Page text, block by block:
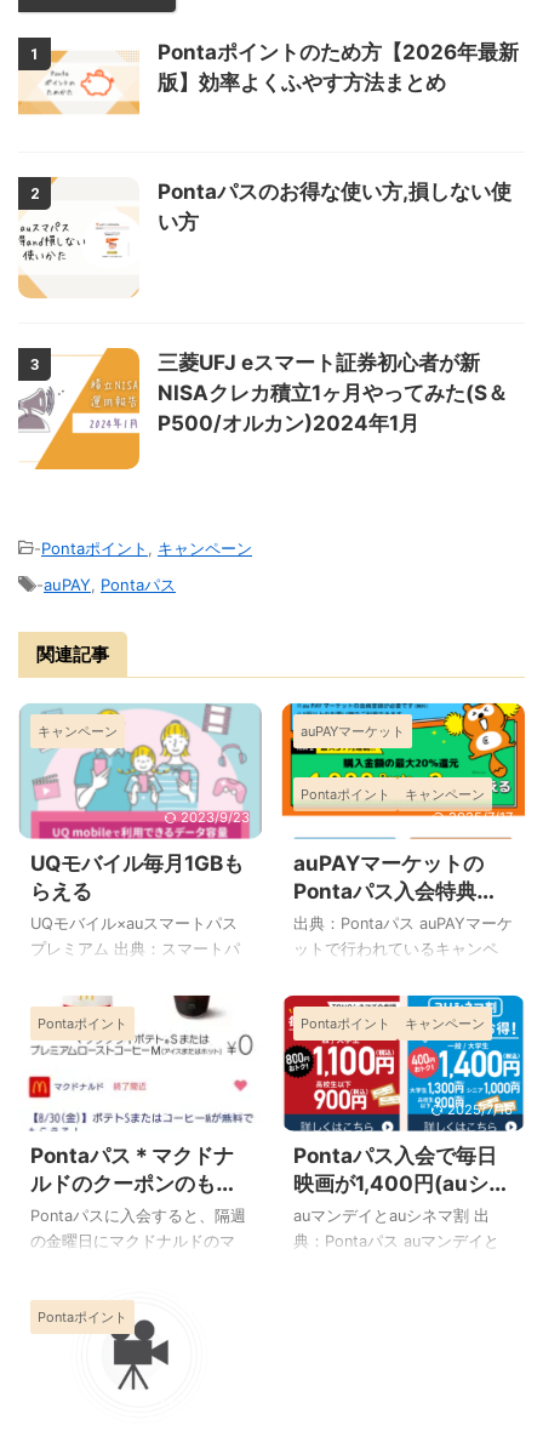
1
Pontaポイントのため方【2026年最新
版】効率よくふやす方法まとめ
2
Pontaパスのお得な使い方,損しない使
い方
3
三菱UFJ eスマート証券初心者が新
NISAクレカ積立1ヶ月やってみた(S＆
P500/オルカン)2024年1月
-Pontaポイント , キャンペーン
-auPAY, Pontaパス
関連記事
キャンペーン
2023/9/23
UQモバイル毎月1GBも
らえる
UQモバイル×auスマートパス
プレミアム 出典：スマートパ
プレミアムに入会すると毎週
月曜日に映画が割引料金で見
ることができるクーポンなど
が発行されますが、2021年2月
からはUQ mobileで利用できる
データ容量が毎月1GBプレゼン
トされるキャンペーンを行っ
ています。毎月1,100円(税込)
ル＆auスマートパスプレミア
典：UQ mobileで利用できるデ
ータ容量を毎月1GB(1, ...
auPAYマーケット
Pontaポイント
キャンペーン
2025/7/17
auPAYマーケットの
Pontaパス入会特典ク
ーポンが見つからな
い！どこ？もらいかた
出典：Pontaパス auPAYマーケ
ットで行われているキャンペ
もらえるクーポンですが、
「Pontaパスに入会したけどク
ーポンが見つからない」 「新
規入会クーポンはどこにある
の？」 とお探しの方がいらっ
しゃるのではないでしょう
か。 この入会特典クーポンは
Pontaパスに入会すれば自動的
す。 それではクーポンの取得
方法をご紹介しています。
Pontaポイント
2025/12/27
Pontaパス＊マクドナ
ルドのクーポンのもら
い方使い方、何時か
ら？
Pontaパスに入会すると、隔週
の金曜日にマクドナルドのマ
ヒーMサイズ(アイスまたはホ
ット)(180円)が無料でもらえま
す。 Pontaパスのマクドナル
ドクーポンのもらい方やクー
Pontaポイント キャンペーン
2025/7/16
Pontaパス入会で毎日
映画が1,400円(auシネ
マ割)。押しトクは
1,100円、500円で観ら
auマンデイとauシネマ割 出
典：Pontaパス auマンデイと
Pontaポイント